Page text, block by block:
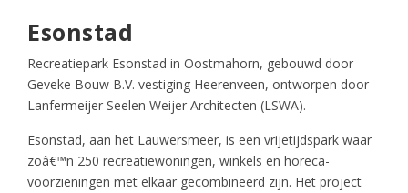
Esonstad
Recreatiepark Esonstad in Oostmahorn, gebouwd door
Geveke Bouw B.V. vestiging Heerenveen, ontworpen door
Lanfermeijer Seelen Weijer Architecten (LSWA).
Esonstad, aan het Lauwersmeer, is een vrijetijdspark waar
zoâ€™n 250 recreatiewoningen, winkels en horeca-
voorzieningen met elkaar gecombineerd zijn. Het project